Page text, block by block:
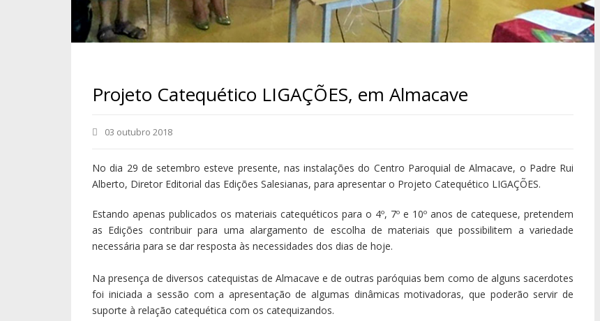
Projeto Catequético LIGAÇÕES, em Almacave
03 outubro 2018
No dia 29 de setembro esteve presente, nas instalações do Centro Paroquial de Almacave, o Padre Rui
Alberto, Diretor Editorial das Edições Salesianas, para apresentar o Projeto Catequético LIGAÇÕES.
Estando apenas publicados os materiais catequéticos para o 4º, 7º e 10º anos de catequese, pretendem
as Edições contribuir para uma alargamento de escolha de materiais que possibilitem a variedade
necessária para se dar resposta às necessidades dos dias de hoje.
Na presença de diversos catequistas de Almacave e de outras paróquias bem como de alguns sacerdotes
foi iniciada a sessão com a apresentação de algumas dinâmicas motivadoras, que poderão servir de
suporte à relação catequética com os catequizandos.